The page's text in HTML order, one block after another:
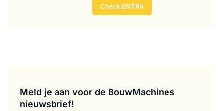
Check ENTRA
Meld je aan voor de BouwMachines
nieuwsbrief!